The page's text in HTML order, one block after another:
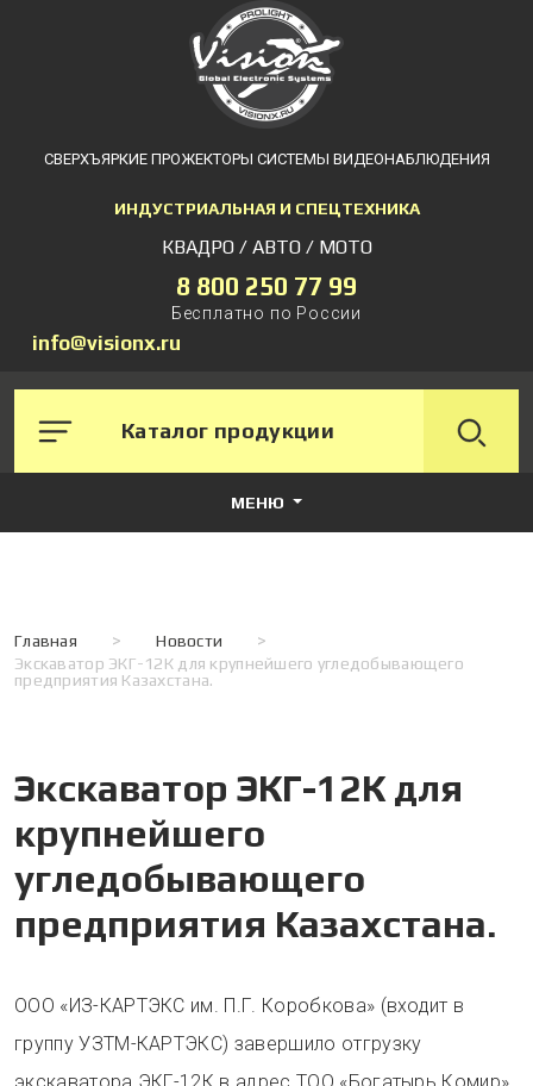
СВЕРХЪЯРКИЕ ПРОЖЕКТОРЫ СИСТЕМЫ ВИДЕОНАБЛЮДЕНИЯ
ИНДУСТРИАЛЬНАЯ И СПЕЦТЕХНИКА
КВАДРО / АВТО / МОТО
8 800 250 77 99
Бесплатно по России
info@visionx.ru
Каталог продукции
МЕНЮ
Главная > Новости
>
Экскаватор ЭКГ-12К для крупнейшего угледобывающего
предприятия Казахстана.
Экскаватор ЭКГ-12К для
крупнейшего
угледобывающего
предприятия Казахстана.
ООО «ИЗ-КАРТЭКС им. П.Г. Коробкова» (входит в
группу УЗТМ-КАРТЭКС) завершило отгрузку